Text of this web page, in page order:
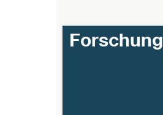
Forschung